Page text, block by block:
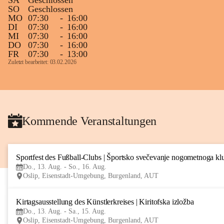
SO
Geschlossen
MO 07:30 - 16:00
DI
07:30 - 16:00
MI
07:30 - 16:00
DO
07:30 - 16:00
FR
07:30 - 13:00
Zuletzt bearbeitet: 03.02.2026
Kommende Veranstaltungen
Sportfest des Fußball-Clubs | Športsko svečevanje nogometnoga
Do., 13. Aug. - So., 16. Aug.
Oslip, Eisenstadt-Umgebung, Burgenland, AUT
Kirtagsausstellung des Künstlerkreises | Kiritofska izložba
Do., 13. Aug. - Sa., 15. Aug.
Oslip, Eisenstadt-Umgebung, Burgenland, AUT